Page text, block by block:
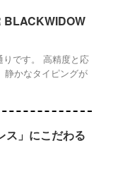
BLACKWIDOW
りです。 高精度と応
かなタイピングが
ス」にこだわる